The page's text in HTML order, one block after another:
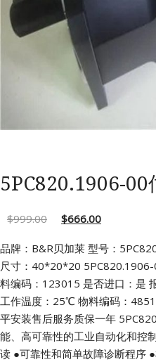
5PC820.1906-
$999.00 $666.00
品牌：B&R贝加莱 型号：
尺寸：40*20*20
料编码：123015 是否进口：是
工作温度：25℃ 物料编码：
平安装售后服务质保一年
能、高可靠性的工业自动化和控
读 ●可靠性和简单故障诊断程序